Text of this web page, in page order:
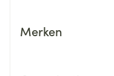
Merken